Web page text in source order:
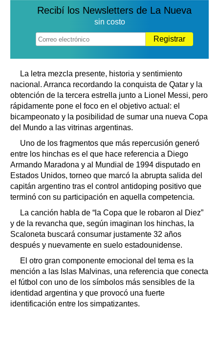
Recibí los Newsletters de La Nueva
sin costo
Registrar
La letra mezcla presente, historia y sentimiento
nacional. Arranca recordando la conquista de Qatar y la
obtención de la tercera estrella junto a Lionel Messi, pero
rápidamente pone el foco en el objetivo actual: el
bicampeonato y la posibilidad de sumar una nueva Copa
del Mundo a las vitrinas argentinas.
Uno de los fragmentos que más repercusión generó
entre los hinchas es el que hace referencia a Diego
Armando Maradona y al Mundial de 1994 disputado en
Estados Unidos, torneo que marcó la abrupta salida del
capitán argentino tras el control antidoping positivo que
terminó con su participación en aquella competencia.
La canción habla de “la Copa que le robaron al Diez”
y de la revancha que, según imaginan los hinchas, la
Scaloneta buscará consumar justamente 32 años
después y nuevamente en suelo estadounidense.
El otro gran componente emocional del tema es la
mención a las Islas Malvinas, una referencia que conecta
el fútbol con uno de los símbolos más sensibles de la
identidad argentina y que provocó una fuerte
identificación entre los simpatizantes.